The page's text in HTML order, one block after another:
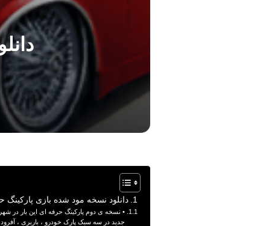
دانلود نسخه مود شده بازی پارکینگ
• نسخه ی دوم پارکینگ حرفه ای این بار در
جدید در سه سبک پارک خودرو ، باربری ، آفرود